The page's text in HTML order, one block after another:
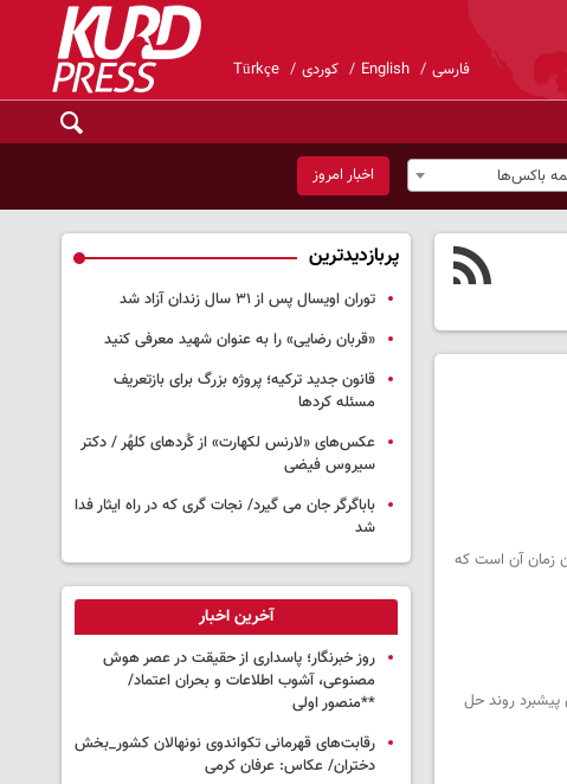
فارسی English کوردی Türkçe
باکس‌ها اخبار امروز
زمان آن است که
پیشبرد روند حل
پربازدیدترین
توران اویسال پس از ۳۱ سال زندان آزاد شد
«قربان رضایی» را به عنوان شهید معرفی کنید
قانون جدید ترکیه؛ پروژه بزرگ‌ برای بازتعریف
مسئله کردها
عکس‌های «لارنس لکهارت» از کُردهای کلهُر / دکتر
سیروس فیضی
باباگرگر جان می گیرد/ نجات گری که در راه ایثار فدا
شد
آخرین اخبار
روز خبرنگار؛ پاسداری از حقیقت در عصر هوش
مصنوعی، آشوب اطلاعات و بحران اعتماد/
**منصور اولی
رقابت‌های قهرمانی تکواندوی نونهالان کشور_بخش
دختران/ عکاس: عرفان کرمی